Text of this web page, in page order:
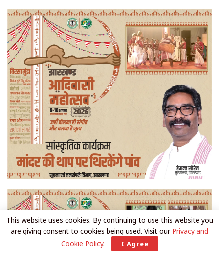
This website uses cookies. By continuing to use this website you
are giving consent to cookies being used. Visit our Privacy and
Cookie Policy. I Agree